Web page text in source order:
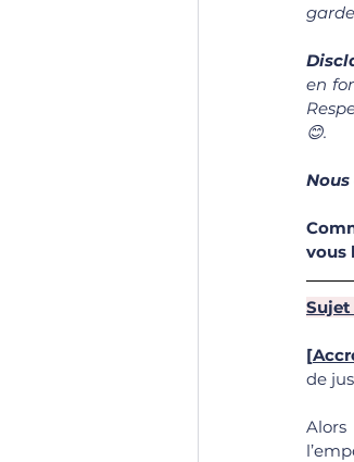
en
😊.
vous
[
de